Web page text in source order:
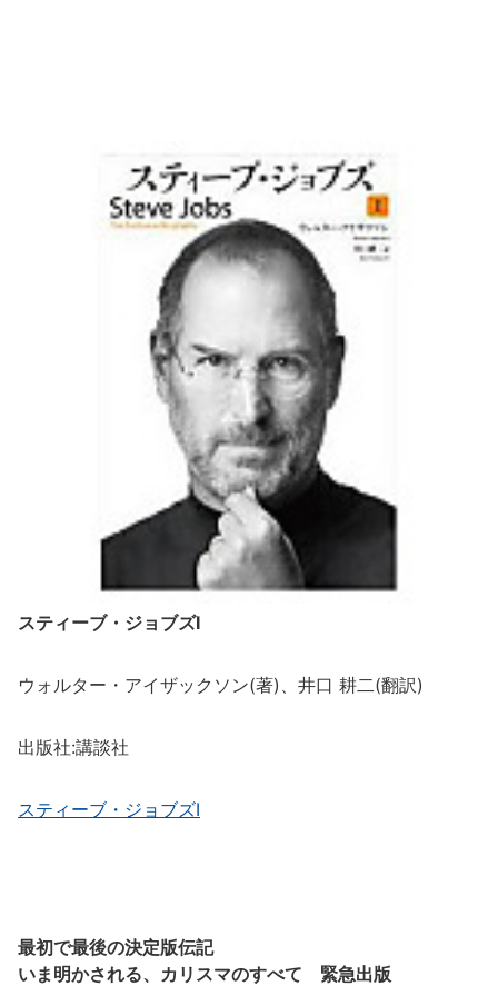
スティーブ・ジョブズⅠ
ウォルター・アイザックソン(著)、井口 耕二(翻訳)
出版社:講談社
スティーブ・ジョブズⅠ
最初で最後の決定版伝記
いま明かされる、カリスマのすべて 緊急出版